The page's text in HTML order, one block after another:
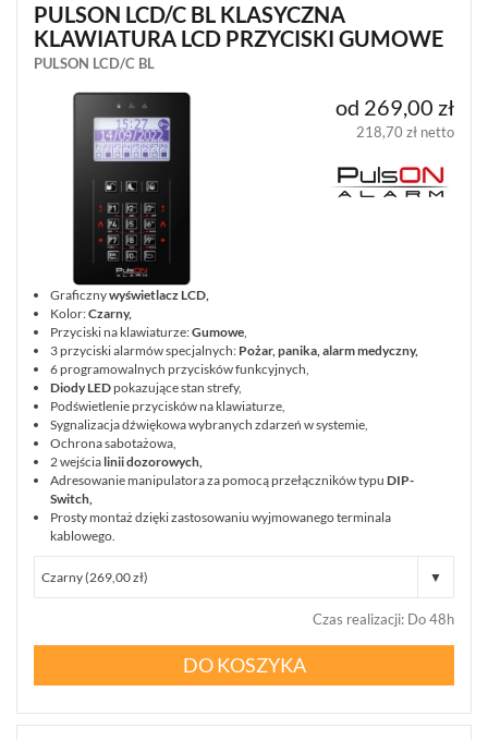
(1)
JABLOTRON
PŁYTY
GŁÓWNE
(1)
MANIPULATORY
(3)
MODUŁY
ROZSZERZEŃ
(2)
POKAŻ
WSZYSTKO
I
(33)
PULSON LCD/C BL KLASYCZNA
KLAWIATURA LCD PRZYCISKI GUMOWE
PULSON LCD/C BL
od 269,00 zł
218,70 zł netto
Graficznywyświetlacz LCD,
Kolor:Czarny,
Przyciski na klawiaturze:Gumowe,
3 przyciski alarmów specjalnych: Pożar, panika, alarm medyczny,
6 programowalnych przycisków funkcyjnych,
Diody LEDpokazujące stan strefy,
Podświetlenie przycisków na klawiaturze,
Sygnalizacja dźwiękowa wybranych zdarzeń w systemie,
Ochrona sabotażowa,
2 wejścia linii dozorowych,
Adresowanie manipulatora za pomocą przełączników typu DIP-
Switch,
Prosty montaż dzięki zastosowaniu wyjmowanego terminala
kablowego.
Czas realizacji: Do 48h
DO KOSZYKA